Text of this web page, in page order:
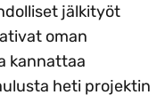
jälkityöt
oman
kannattaa
heti projektin